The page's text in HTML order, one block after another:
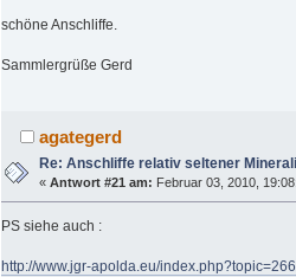
schöne Anschliffe.
Sammlergrüße Gerd
agategerd
Re: Anschliffe relativ seltener
«Antwort #21 am: Februar 03, 2010,
PS siehe auch :
http://www.jgr-apolda.eu/